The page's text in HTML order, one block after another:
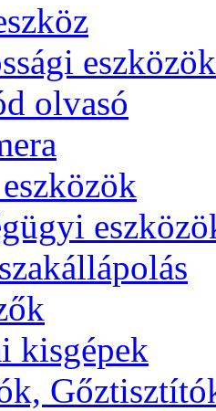
eszközök
olvasó
kisgépek